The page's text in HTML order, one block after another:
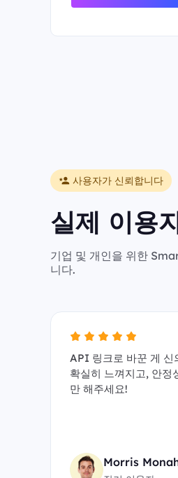
사용자가 신뢰합니다
실제 이용
기업 및 개인을 위한
니다.
API 링크로 바꾼 게 신
확실히 느껴지고, 안정
만 해주세요!
Morris